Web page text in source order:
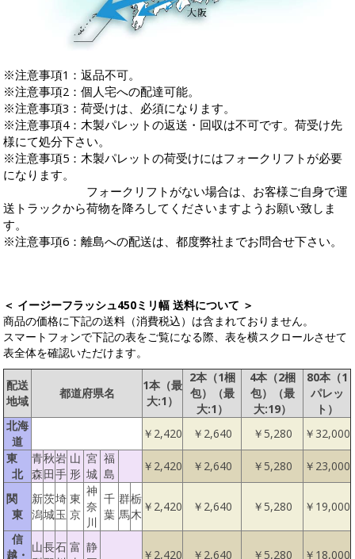
※注意事項1：返品不可。
※注意事項2：個人宅への配達可能。
※注意事項3：荷受けは、必須になります。
※注意事項4：木製パレットの返送・回収は不可です。荷受け先
様にて処分下さい。
※注意事項5：木製パレットの荷受けにはフォークリフトが必要
になります。
フォークリフトがない場合は、お客様ご自身で運
送トラックから荷物を降ろしてくださいますようお願い致しま
す。
※注意事項6：離島への配送は、都度弊社までお問合せ下さい。
＜ イージーフラッシュ450ミリ幅 送料について ＞
商品の価格に下記の送料（消費税込）は含まれておりません。
スマートフォンで下記の表をご覧になる際、表を横スクロールさせて
表全体を確認いただけます。
配送
地域
都道府県名
1本（最
大:1）
2本（1梱
包）（最
大:1）
4本（2梱
包）（最
大:19）
80本（1
パレッ
ト）
北海
道
￥2,420 ￥2,640 ￥5,280
￥32,000
東
北
青
森
秋
田
岩
手
山
形
宮
城
福
島
￥2,420 ￥2,640 ￥5,280 ￥23,000
関
東
新
潟
茨
城
埼
玉
東
京
神
奈
川
千
葉
群
馬
栃
木
￥2,420 ￥2,640 ￥5,280 ￥19,000
信
越・
山長石 富 静
￥2,420 ￥2,640 ￥5,280 ￥18,000